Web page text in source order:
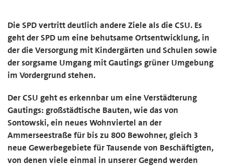
Die SPD vertritt deutlich andere Ziele als die CSU. Es
geht der SPD um eine behutsame Ortsentwicklung, in
der die Versorgung mit Kindergärten und Schulen sowie
der sorgsame Umgang mit Gautings grüner Umgebung
im Vordergrund stehen.
Der CSU geht es erkennbar um eine Verstädterung
Gautings: großstädtische Bauten, wie das von
Sontowski, ein neues Wohnviertel an der
Ammerseestraße für bis zu 800 Bewohner, gleich 3
neue Gewerbegebiete für Tausende von Beschäftigten,
von denen viele einmal in unserer Gegend werden